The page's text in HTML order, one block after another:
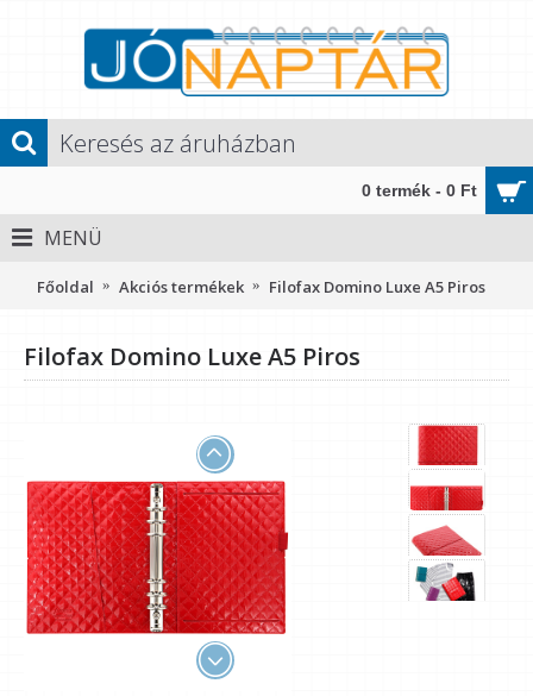
0 termék - 0 Ft
MENÜ
Főoldal Akciós termékek Filofax Domino Luxe A5 Piros
Filofax Domino Luxe A5 Piros